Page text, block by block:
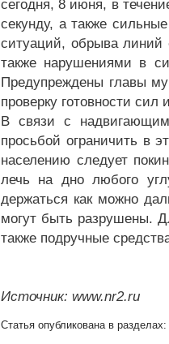
сегодня, 8 июня, в
секунду, а также
ситуаций, обрыва линий
также нарушениями в
Предупреждены главы
проверку готовности
В связи с
просьбой ограничить в
населению следует
лечь на дно любого
держаться как можно
могут быть разрушены.
также подручные
Источник: www.nr2.ru
Статья опубликована в разделах: